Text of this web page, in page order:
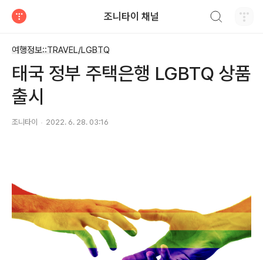
조니타이 채널
여행정보::TRAVEL/LGBTQ
태국 정부 주택은행 LGBTQ 상품
출시
조니타이 2022. 6. 28. 03:16